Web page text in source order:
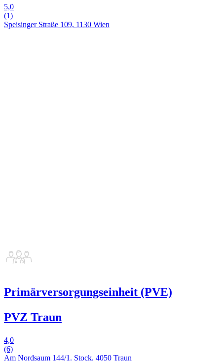
5,0
(1)
Speisinger Straße 109, 1130 Wien
Primärversorgungseinheit (PVE)
PVZ Traun
4,0
(6)
Am Nordsaum 144/1. Stock, 4050 Traun